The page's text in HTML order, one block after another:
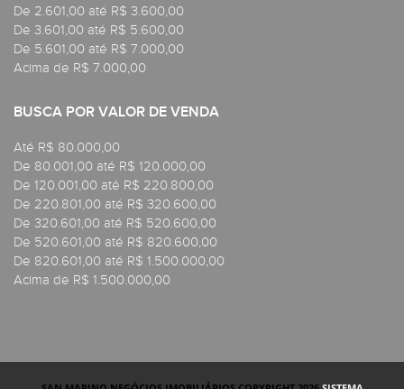
De 2.601,00 até R$ 3.600,00
De 3.601,00 até R$ 5.600,00
De 5.601,00 até R$ 7.000,00
Acima de R$ 7.000,00
BUSCA POR VALOR DE VENDA
Até R$ 80.000,00
De 80.001,00 até R$ 120.000,00
De 120.001,00 até R$ 220.800,00
De 220.801,00 até R$ 320.600,00
De 320.601,00 até R$ 520.600,00
De 520.601,00 até R$ 820.600,00
De 820.601,00 até R$ 1.500.000,00
Acima de R$ 1.500.000,00